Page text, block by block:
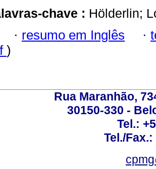
chave : Hölderlin;
· resumo em Inglês ·
)
Rua Maranhão,
30150-330 -
Tel.:
Tel./Fax.: